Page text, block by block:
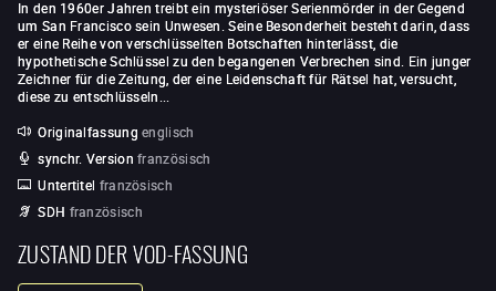
In den 1960er Jahren treibt ein mysteriöser Serienmörder in der Gegend
um San Francisco sein Unwesen. Seine Besonderheit besteht darin, dass
er eine Reihe von verschlüsselten Botschaften hinterlässt, die
hypothetische Schlüssel zu den begangenen Verbrechen sind. Ein junger
Zeichner für die Zeitung, der eine Leidenschaft für Rätsel hat, versucht,
diese zu entschlüsseln...
Originalfassung englisch
synchr. Version französisch
Untertitel französisch
SDH französisch
ZUSTAND DER VOD-FASSUNG